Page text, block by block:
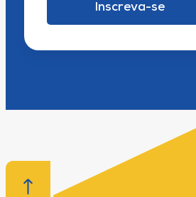
Inscreva-se